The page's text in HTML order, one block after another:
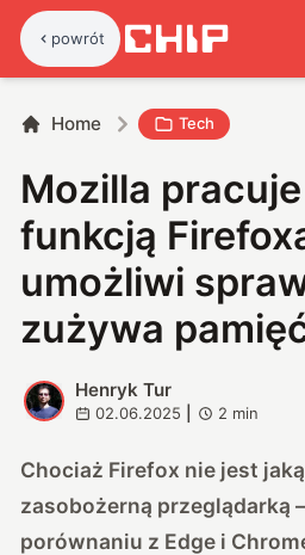
powrót
Home Tech
Mozilla
funkcją
umożliwi
zużywa
H
Henryk Tur
02.06.2025 2 min
Chociaż Firefox nie jest
zasobożerną przeglądarką
porównaniu z Edge i